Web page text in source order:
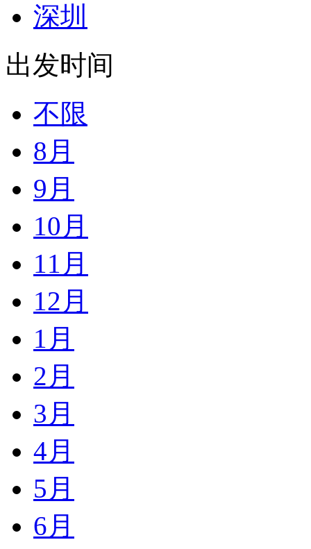
深圳
出发时间
不限
8月
9月
10月
11月
12月
1月
2月
3月
4月
5月
6月